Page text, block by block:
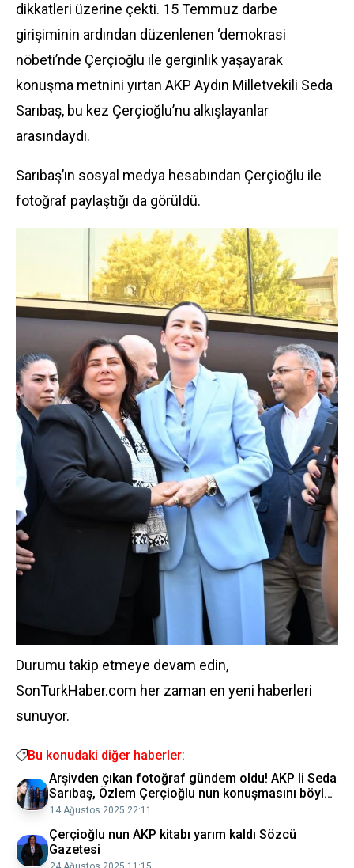
dikkatleri üzerine çekti. 15 Temmuz darbe
girişiminin ardından düzenlenen ‘demokrasi
nöbeti’nde Çerçioğlu ile gerginlik yaşayarak
konuşma metnini yırtan AKP Aydın Milletvekili Seda
Sarıbaş, bu kez Çerçioğlu’nu alkışlayanlar
arasındaydı.
Sarıbaş’ın sosyal medya hesabından Çerçioğlu ile
fotoğraf paylaştığı da görüldü.
Durumu takip etmeye devam edin,
SonTurkHaber.com her zaman en yeni haberleri
sunuyor.
Bu konudaki diğer haberler:
Arşivden çıkan fotoğraf gündem oldu! AKP li Seda
Sarıbaş, Özlem Çerçioğlu nun konuşmasını böyle
yırtmış! Sözcü Gazetesi
14 Ağustos 2025 22:11
Çerçioğlu nun AKP kitabı yarım kaldı Sözcü
Gazetesi